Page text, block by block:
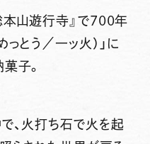
本山遊行寺』で700年
とう／一ッ火）」に
子。
、火打ち石で火を起